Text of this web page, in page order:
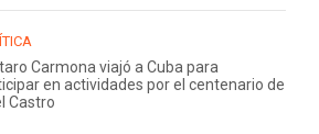
Carmona viajó a Cuba para
en actividades por el centenario de
Castro